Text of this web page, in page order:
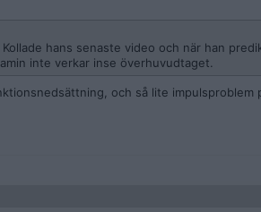
hans senaste video och när han
inte verkar inse överhuvudtaget.
och så lite impulsproblem